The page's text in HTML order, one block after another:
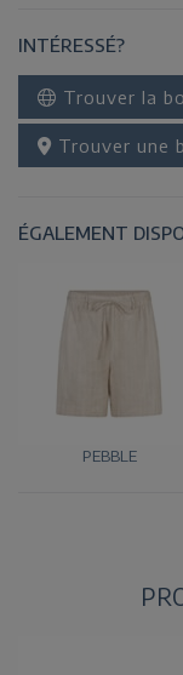
INTÉRESSÉ?
Trouver la
Trouver une
ÉGALEMENT
PEBBLE